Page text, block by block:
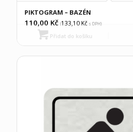
PIKTOGRAM – BAZÉN
110,00 Kč (133,10Kčs DPH)
Přidat do košíku